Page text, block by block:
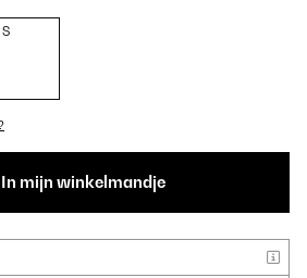
S
In mijn winkelmandje